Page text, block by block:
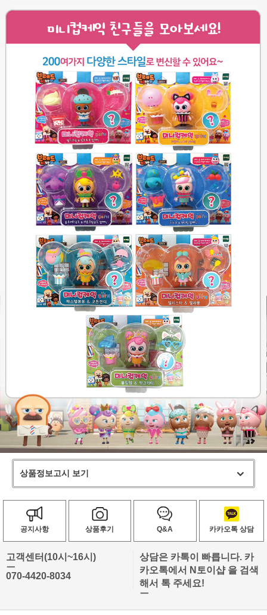
상품정보고시 보기
공지사항 상품후기 Q&A 카카오톡 상담
고객센터(10시~16시)
ㅡ
070-4420-8034
상담은 카톡이 빠릅니다. 카
카오톡에서 N토이샵 을 검색
해서 톡 주세요!
ㅡ